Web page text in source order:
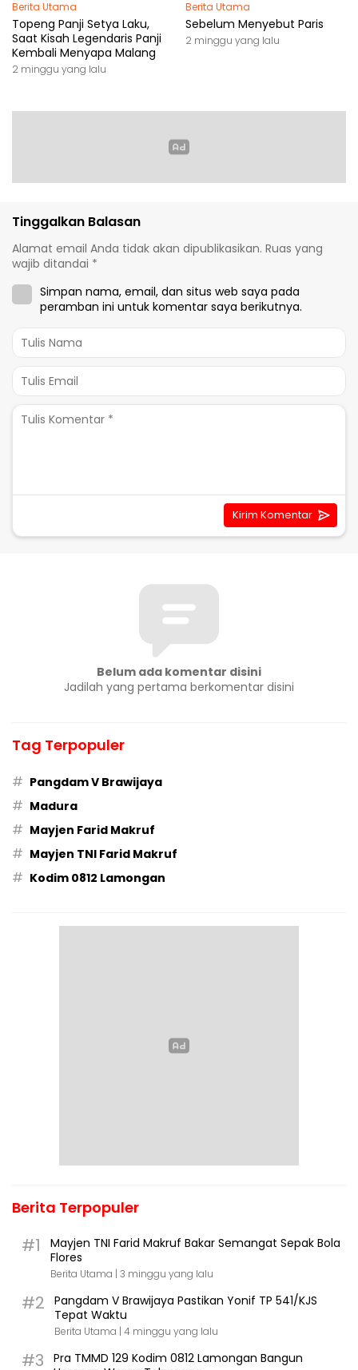
Berita Utama
Topeng Panji Setya Laku,
Saat Kisah Legendaris Panji
Kembali Menyapa Malang
2 minggu yang lalu
Berita Utama
Sebelum Menyebut Paris
2 minggu yang lalu
Tinggalkan Balasan
Alamat email Anda tidak akan dipublikasikan. Ruas yang
wajib ditandai *
Simpan nama, email, dan situs web saya pada
peramban ini untuk komentar saya berikutnya.
Belum ada komentar disini
Jadilah yang pertama berkomentar disini
Tag Terpopuler
# Pangdam V Brawijaya
# Madura
# Mayjen Farid Makruf
# Mayjen TNI Farid Makruf
# Kodim 0812 Lamongan
Berita Terpopuler
#1
Mayjen TNI Farid Makruf Bakar Semangat Sepak Bola
Flores
Berita Utama | 3 minggu yang lalu
#2
Pangdam V Brawijaya Pastikan Yonif TP 541/KJS
Tepat Waktu
Berita Utama | 4 minggu yang lalu
#3
Pra TMMD 129 Kodim 0812 Lamongan Bangun